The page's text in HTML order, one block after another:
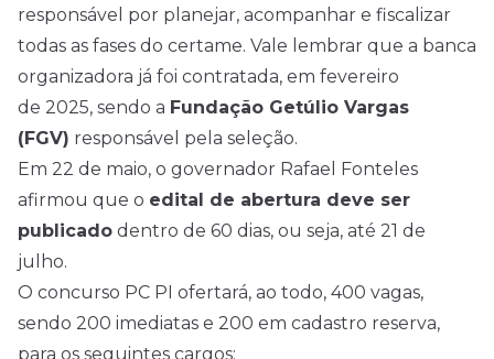
responsável por planejar, acompanhar e fiscalizar
todas as fases do certame. Vale lembrar que a banca
organizadora já foi contratada, em fevereiro
de 2025, sendo a Fundação Getúlio Vargas
(FGV) responsável pela seleção.
Em 22 de maio, o governador Rafael Fonteles
afirmou que o edital de abertura deve ser
publicado dentro de 60 dias, ou seja, até 21 de
julho.
O concurso PC PI ofertará, ao todo, 400 vagas,
sendo 200 imediatas e 200 em cadastro reserva,
para os seguintes cargos: